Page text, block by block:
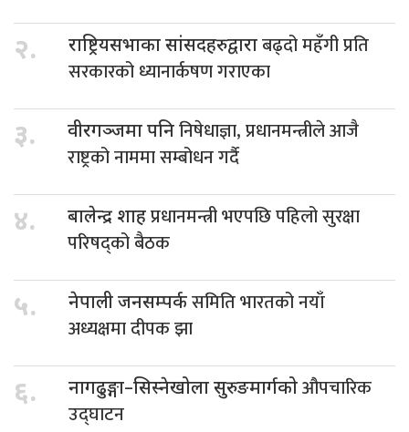
२. राष्ट्रियसभाका सांसदहरुद्वाराबढ्दो महँगी प्रति
सरकारको ध्यानार्कषण गराएका
३. वीरगञ्जमा पनिनिषेधाज्ञा, प्रधानमन्त्रीले आजै
राष्ट्रको नाममा सम्बोधन गर्दै
४. बालेन्द्र शाहप्रधानमन्त्री भएपछि पहिलो सुरक्षा
परिषद्को बैठक
५. नेपाली जनसम्पर्कसमिति भारतको नयाँ
अध्यक्षमा दीपक झा
६. नागढुङ्गा–सिस्नेखोला सुरुङमार्गकोऔपचारिक
उद्घाटन